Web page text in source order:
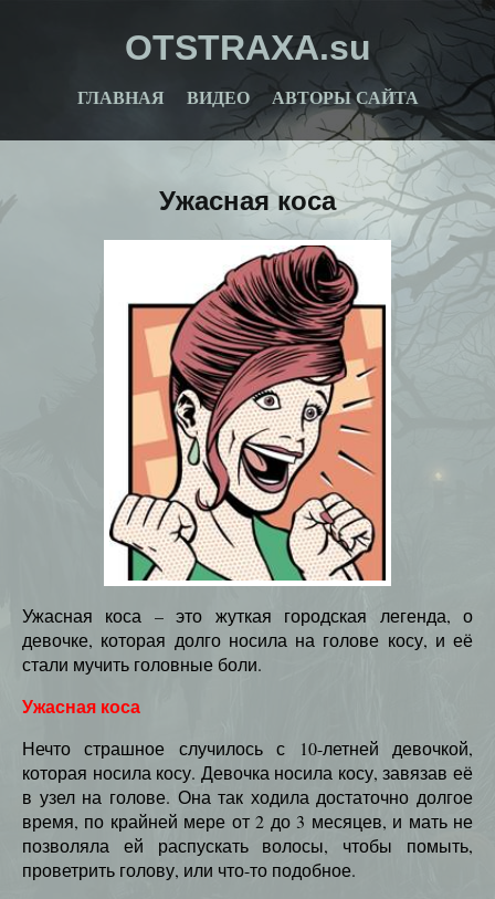
OTSTRAXA.su
ГЛАВНАЯ ВИДЕО АВТОРЫ САЙТА
Ужасная коса
Ужасная коса – это жуткая городская легенда, о
девочке, которая долго носила на голове косу, и её
стали мучить головные боли.
Ужасная коса
Нечто страшное случилось с 10-летней девочкой,
которая носила косу. Девочка носила косу, завязав её
в узел на голове. Она так ходила достаточно долгое
время, по крайней мере от 2 до 3 месяцев, и мать не
позволяла ей распускать волосы, чтобы помыть,
проветрить голову, или что-то подобное.